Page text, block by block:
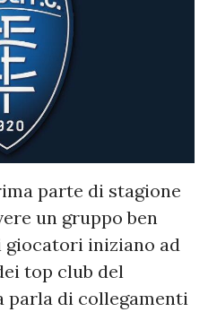
parte di stagione
un gruppo ben
giocatori iniziano ad
top club del
parla di collegamenti